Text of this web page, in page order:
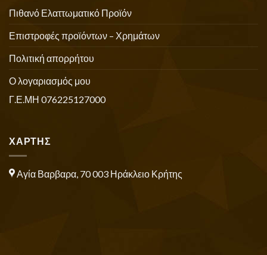
Πιθανό Ελαττωματικό Προϊόν
Επιστροφές προϊόντων – Χρημάτων
Πολιτική απορρήτου
Ο λογαριασμός μου
Γ.Ε.ΜΗ 076225127000
ΧΑΡΤΗΣ
Αγία Βαρβαρα, 70 003 Ηράκλειο Κρήτης